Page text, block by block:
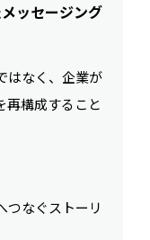
ッセージング
はなく、企業が
再構成すること
つなぐストーリ